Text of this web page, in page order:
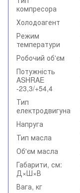
компресора
Холодоагент
Режим
температури
Робочий об'єм
Потужність
ASHRAE
-23,3/+54,4
Тип
електродвигуна
Напруга
Тип масла
Об'єм масла
Габарити, см:
Д×Ш×В
Вага, кг